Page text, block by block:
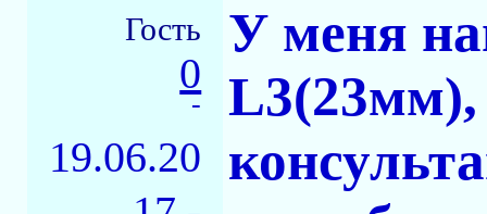
Гость
0
-
19.06.20
У меня
L3(23мм),